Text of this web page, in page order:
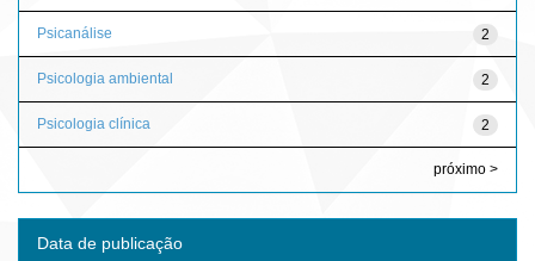
2
Psicanálise
2
Psicologia ambiental
2
Psicologia clínica
próximo >
Data de publicação